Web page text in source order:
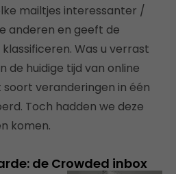
mailtjes interessanter /
anderen en geeft de
Was u verrast
de huidige tijd van online
veranderingen in één
Toch hadden we deze
komen.
de Crowded inbox